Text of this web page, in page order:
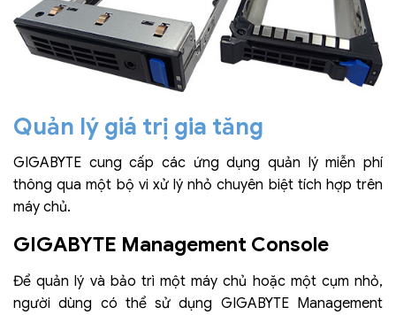
Quản lý giá trị gia tăng
GIGABYTE cung cấp các ứng dụng quản lý miễn phí
thông qua một bộ vi xử lý nhỏ chuyên biệt tích hợp trên
máy chủ.
GIGABYTE Management Console
Để quản lý và bảo trì một máy chủ hoặc một cụm nhỏ,
người dùng có thể sử dụng GIGABYTE Management